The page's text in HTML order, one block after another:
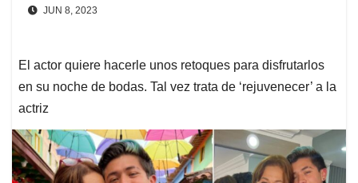
JUN 8, 2023
El actor quiere hacerle unos retoques para disfrutarlos
en su noche de bodas. Tal vez trata de ‘rejuvenecer’ a la
actriz